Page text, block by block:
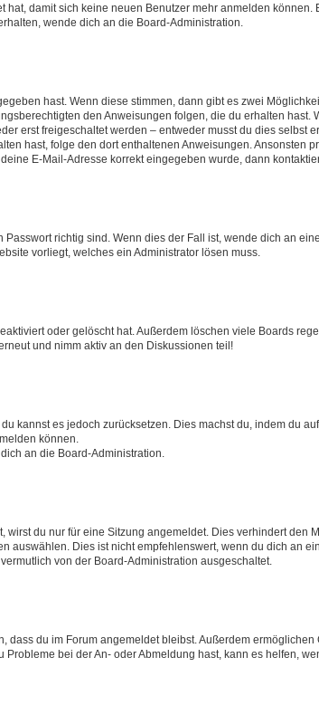
damit sich keine neuen Benutzer mehr anmelden
wende dich an die Board-Administration.
hast. Wenn diese stimmen, dann gibt es zwei
den Anweisungen folgen, die du erhalten hast.
erst freigeschaltet werden – entweder musst du dies selbst
hast, folge den dort enthaltenen Anweisungen. Ansonsten
E-Mail-Adresse korrekt eingegeben wurde, dann
richtig sind. Wenn dies der Fall ist, wende dich an
vorliegt, welches ein Administrator lösen muss.
oder gelöscht hat. Außerdem löschen viele Boards
und nimm aktiv an den Diskussionen teil!
kannst es jedoch zurücksetzen. Dies machst du, indem du
können.
an die Board-Administration.
du nur für eine Sitzung angemeldet. Dies verhindert den
auswählen. Dies ist nicht empfehlenswert, wenn du dich an
von der Board-Administration ausgeschaltet.
dass du im Forum angemeldet bleibst. Außerdem
bei der An- oder Abmeldung hast, kann es helfen,